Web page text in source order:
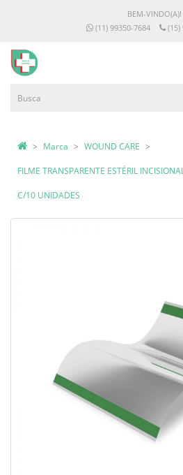
BEM-VINDO(A)!
(11) 99350-7684
(15)
Marca WOUND CARE
FILME TRANSPARENTE ESTÉRIL
C/10 UNIDADES